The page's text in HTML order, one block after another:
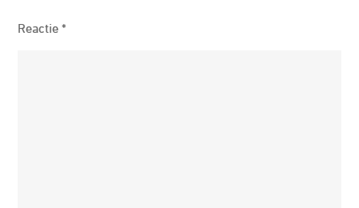
Reactie*